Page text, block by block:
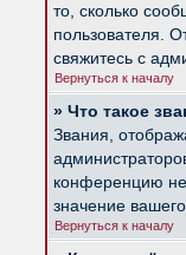
то, сколько
пользователя.
свяжитесь с
Вернуться к началу
» Что такое
Звания,
конференцию
значение
Вернуться к началу